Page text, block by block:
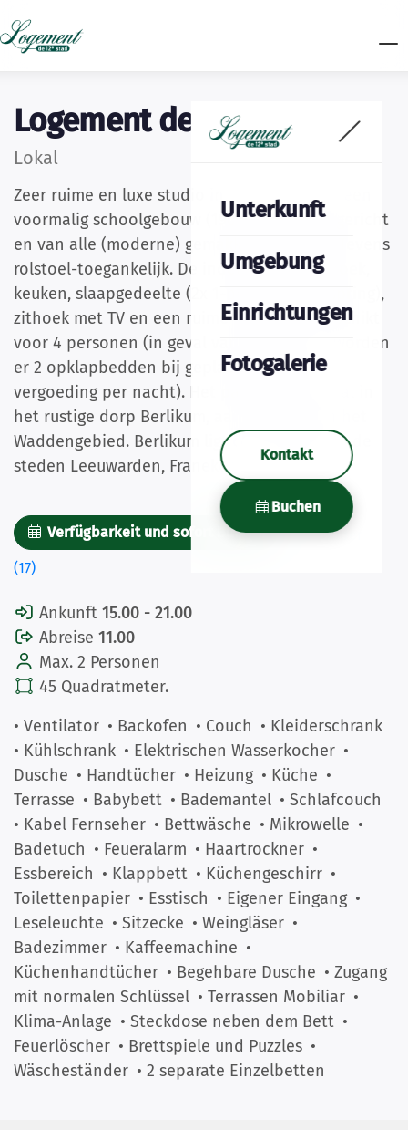
Unterkunft
Umgebung
Einrichtungen
Fotogalerie
Kontakt
Buchen
Logement de 12e stad
Lokal
Zeer ruime en luxe studio in een lokaal van een
voormalig schoolgebouw (1907). Volledig ingericht
en van alle (moderne) gemakken voorzien. Tevens
rolstoel-toegankelijk. De indeling: een eethoek,
keuken, slaapgedeelte (2x 1-persoons boxspring),
zithoek met TV en een ruime badkamer. Geschikt
voor 4 personen (in geval van 4 personen worden
er 2 opklapbedden bij geplaatst tegen een
vergoeding per nacht). Het pand ligt centraal in
het rustige dorp Berlikum, aan de rand van het
Waddengebied. Berlikum ligt centraal tussen de
steden Leeuwarden, Franeker en Harlingen.
Verfügbarkeit und sofort Buchen
Bilder
(17)
Ankunft 15.00 - 21.00
Abreise 11.00
Max. 2 Personen
45 Quadratmeter.
• Ventilator • Backofen • Couch • Kleiderschrank
• Kühlschrank • Elektrischen Wasserkocher •
Dusche • Handtücher • Heizung • Küche •
Terrasse • Babybett • Bademantel • Schlafcouch
• Kabel Fernseher • Bettwäsche • Mikrowelle •
Badetuch • Feueralarm • Haartrockner •
Essbereich • Klappbett • Küchengeschirr •
Toilettenpapier • Esstisch • Eigener Eingang •
Leseleuchte • Sitzecke • Weingläser •
Badezimmer • Kaffeemachine •
Küchenhandtücher • Begehbare Dusche • Zugang
mit normalen Schlüssel • Terrassen Mobiliar •
Klima-Anlage • Steckdose neben dem Bett •
Feuerlöscher • Brettspiele und Puzzles •
Wäscheständer • 2 separate Einzelbetten